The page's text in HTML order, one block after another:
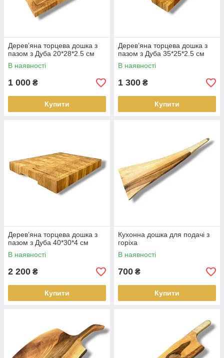
Дерев’яна торцева дошка з
пазом з Дуба 20*28*2.5 см
В наявності
1 000 ₴
Купити
Дерев’яна торцева дошка з
пазом з Дуба 35*25*2.5 см
В наявності
1 300 ₴
Купити
Дерев’яна торцева дошка з
пазом з Дуба 40*30*4 см
В наявності
2 200 ₴
Купити
Кухонна дошка для подачі з
горіха
В наявності
700 ₴
Купити